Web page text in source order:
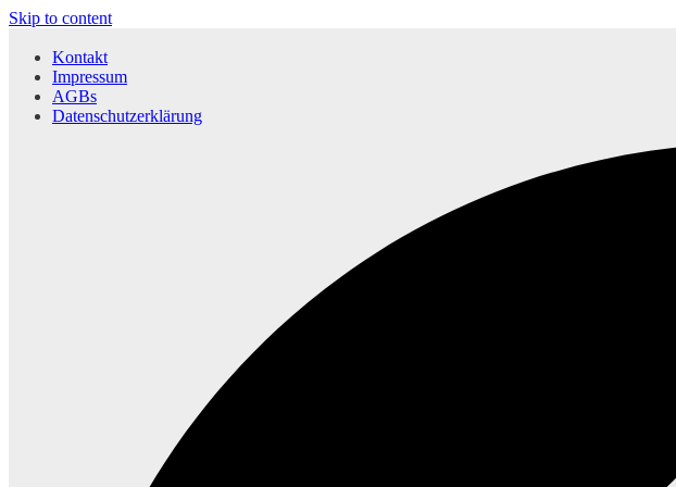
Skip to content
Kontakt
Impressum
AGBs
Datenschutzerklärung